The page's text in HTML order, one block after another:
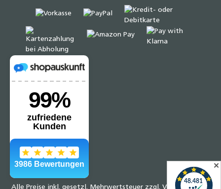
Alle Preise inkl. gesetzl. Mehrwertsteuer zzgl. Versandkosten
✕